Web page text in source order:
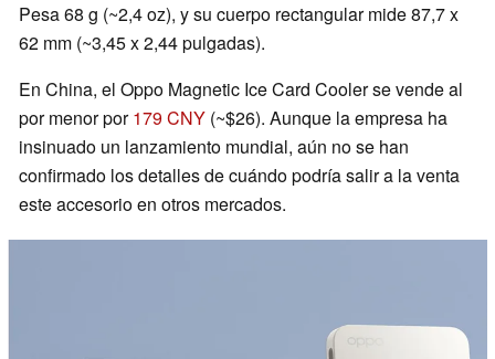
Pesa 68 g (~2,4 oz), y su cuerpo rectangular mide 87,7 x
62 mm (~3,45 x 2,44 pulgadas).
En China, el Oppo Magnetic Ice Card Cooler se vende al
por menor por179 CNY (~$26). Aunque la empresa ha
insinuado un lanzamiento mundial, aún no se han
confirmado los detalles de cuándo podría salir a la venta
este accesorio en otros mercados.